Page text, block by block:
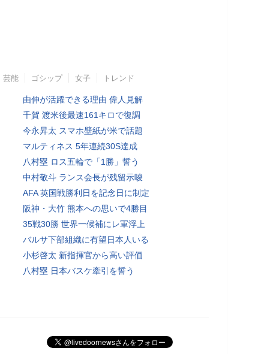
芸能 ゴシップ 女子 トレンド
由伸が活躍できる理由 偉人見解
千賀 渡米後最速161キロで復調
今永昇太 スマホ壁紙が米で話題
マルティネス 5年連続30S達成
八村塁 ロス五輪で「1勝」誓う
中村敬斗 ランス会長が残留示唆
AFA 英国戦勝利日を記念日に制定
阪神・大竹 熊本への思いで4勝目
35戦30勝 世界一候補にレ軍浮上
バルサ下部組織に有望日本人いる
小杉啓太 新指揮官から高い評価
八村塁 日本バスケ牽引を誓う